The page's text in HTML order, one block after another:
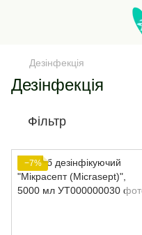
Дезінфекція
Дезінфекція
Фільтр
−7%